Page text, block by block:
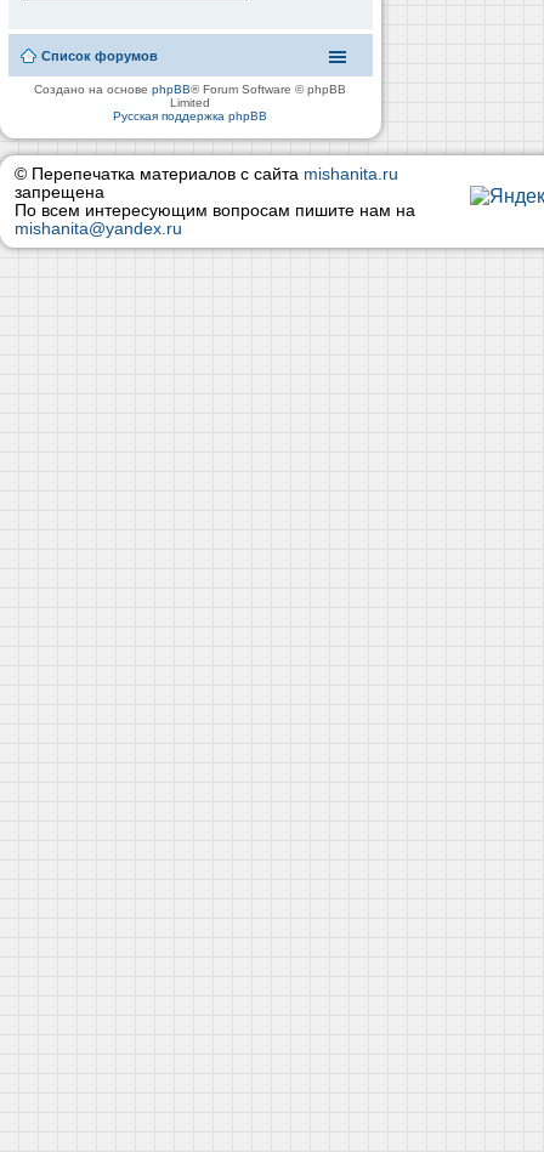
Список форумов
Создано на основеphpBB® Forum Software © phpBB
Limited
Русская поддержка phpBB
© Перепечатка материалов с сайта mishanita.ru
запрещена
По всем интересующим вопросам пишите нам на
mishanita@yandex.ru